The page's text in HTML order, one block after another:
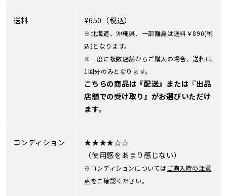
送料 ¥650（税込）
※北海道、沖縄県、一部離島は送料￥890(税
込)となります。
※一度に複数店舗からご購入の場合、送料は
1回分のみとなります。
こちらの商品は『配送』または『出品
店舗での受け取り』がお選びいただけ
ます。
コンディション
★★★★☆☆
（使用感をあまり感じない）
※コンディションについてはご購入時の注意
点をご確認ください。